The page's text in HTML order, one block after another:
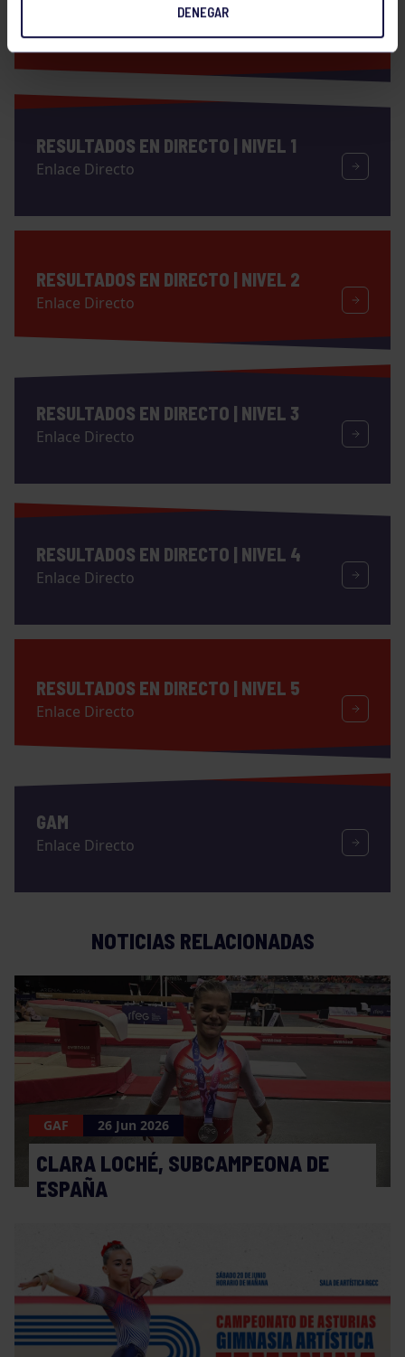
DENEGAR
CRONOGRAMA II FASE ESCOLAR
Descarga
RESULTADOS EN DIRECTO | NIVEL 1
Enlace Directo
RESULTADOS EN DIRECTO | NIVEL 2
Enlace Directo
RESULTADOS EN DIRECTO | NIVEL 3
Enlace Directo
RESULTADOS EN DIRECTO | NIVEL 4
Enlace Directo
RESULTADOS EN DIRECTO | NIVEL 5
Enlace Directo
GAM
Enlace Directo
NOTICIAS RELACIONADAS
GAF 26 Jun 2026
CLARA LOCHÉ, SUBCAMPEONA DE
ESPAÑA